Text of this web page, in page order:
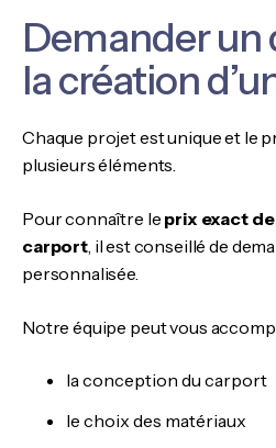
Demander un
la création
Chaque projet est unique et le
plusieurs éléments.
Pour connaître le prix exact
carport, il est conseillé de
personnalisée.
Notre équipe peut vous
la conception du carport
le choix des matériaux